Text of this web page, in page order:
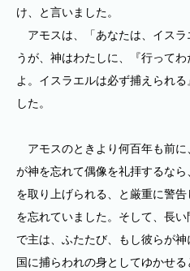
け、と言いました。
アモスは、「あなたは、イス
うが、神はわたしに、『行って
よ。イスラエルは必ず捕えられ
した。
アモスのときより何百年も前に
が神を忘れて偶像を礼拝するな
を取り上げられる、と厳重に警
を忘れていました。そして、長
で主は、ふたたび、もし彼らが
国に捕らわれの身としてゆかせる